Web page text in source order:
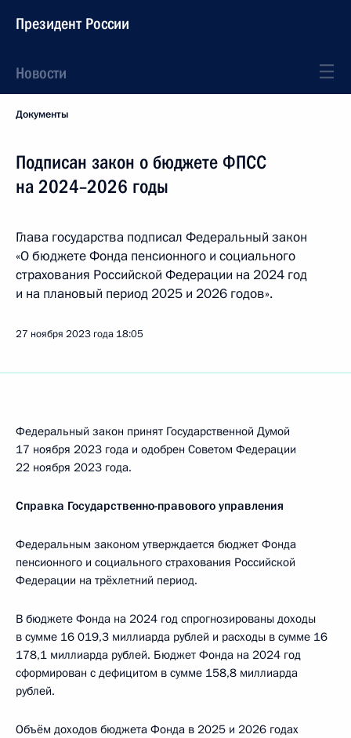
Президент России
Новости
Документы
Подписан закон о бюджете ФПСС
на 2024–2026 годы
Глава государства подписал Федеральный закон
«О бюджете Фонда пенсионного и социального
страхования Российской Федерации на 2024 год
и на плановый период 2025 и 2026 годов».
27 ноября 2023 года 18:05
Федеральный закон принят Государственной Думой
17 ноября 2023 года и одобрен Советом Федерации
22 ноября 2023 года.
Справка Государственно-правового управления
Федеральным законом утверждается бюджет Фонда
пенсионного и социального страхования Российской
Федерации на трёхлетний период.
В бюджете Фонда на 2024 год спрогнозированы доходы
в сумме 16 019,3 миллиарда рублей и расходы в сумме 16
178,1 миллиарда рублей. Бюджет Фонда на 2024 год
сформирован с дефицитом в сумме 158,8 миллиарда
рублей.
Объём доходов бюджета Фонда в 2025 и 2026 годах